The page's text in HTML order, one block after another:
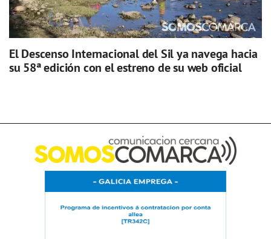
El Descenso Internacional del Sil ya navega hacia
su 58ª edición con el estreno de su web oficial